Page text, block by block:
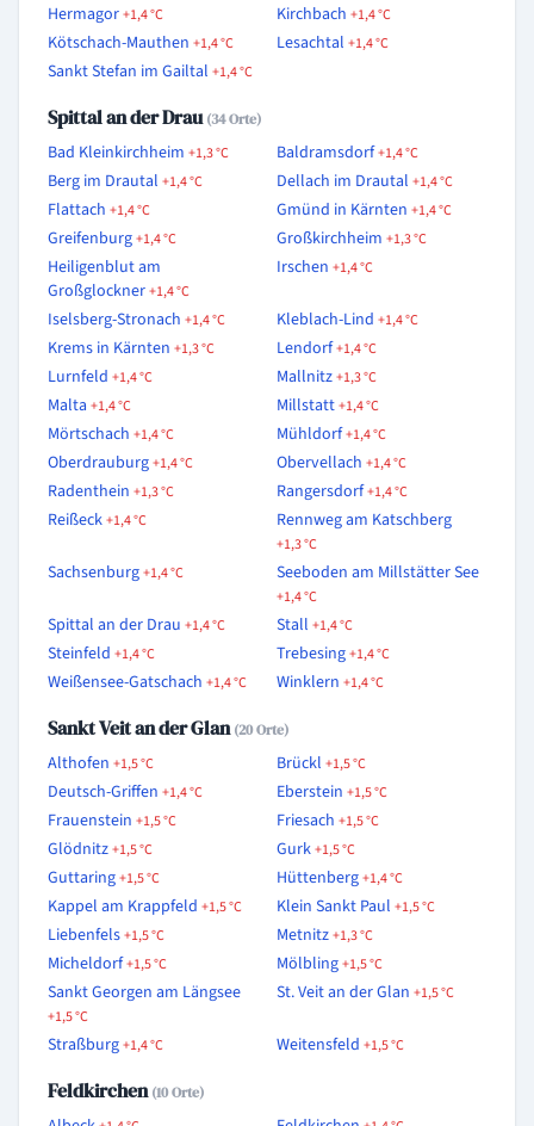
Hermagor+1,4 °C Kirchbach +1,4 °C
Kötschach-Mauthen +1,4 °C Lesachtal +1,4 °C
Sankt Stefan im Gailtal +1,4 °C
Spittal an der Drau(34 Orte)
Bad Kleinkirchheim +1,3 °C Baldramsdorf+1,4 °C
Berg im Drautal +1,4 °C Dellach im Drautal +1,4 °C
Flattach +1,4 °C Gmünd in Kärnten +1,4 °C
Greifenburg+1,4 °C Großkirchheim +1,3 °C
Heiligenblut am
Großglockner+1,4 °C
Irschen +1,4 °C
Iselsberg-Stronach +1,4 °C Kleblach-Lind +1,4 °C
Krems in Kärnten +1,3 °C Lendorf+1,4 °C
Lurnfeld +1,4 °C Mallnitz+1,3 °C
Malta +1,4 °C Millstatt+1,4 °C
Mörtschach +1,4 °C Mühldorf+1,4 °C
Oberdrauburg+1,4 °C Obervellach +1,4 °C
Radenthein +1,3 °C Rangersdorf+1,4 °C
Reißeck+1,4 °C Rennweg am Katschberg
+1,3 °C
Sachsenburg+1,4 °C Seeboden am Millstätter See
+1,4 °C
Spittal an der Drau +1,4 °C Stall +1,4 °C
Steinfeld +1,4 °C Trebesing+1,4 °C
Weißensee-Gatschach +1,4 °C Winklern +1,4 °C
Sankt Veit an der Glan(20 Orte)
Althofen +1,5 °C Brückl +1,5 °C
Deutsch-Griffen +1,4 °C Eberstein +1,5 °C
Frauenstein +1,5 °C Friesach +1,5 °C
Glödnitz+1,5 °C Gurk+1,5 °C
Guttaring+1,5 °C Hüttenberg+1,4 °C
Kappel am Krappfeld +1,5 °C Klein Sankt Paul +1,5 °C
Liebenfels+1,5 °C Metnitz+1,3 °C
Micheldorf+1,5 °C Mölbling+1,5 °C
Sankt Georgen am Längsee
+1,5 °C
St. Veit an der Glan +1,5 °C
Straßburg+1,4 °C Weitensfeld +1,5 °C
Feldkirchen(10 Orte)